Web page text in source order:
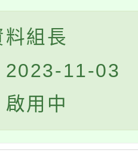
組長
2023-11-03
用中